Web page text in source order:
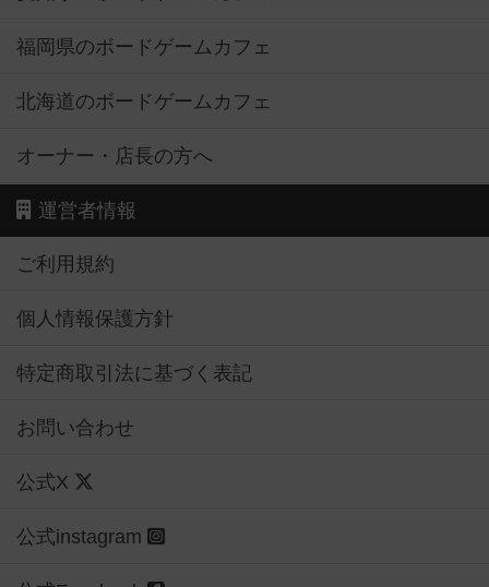
福岡県のボードゲームカフェ
北海道のボードゲームカフェ
オーナー・店長の方へ
運営者情報
ご利用規約
個人情報保護方針
特定商取引法に基づく表記
お問い合わせ
公式X
公式instagram